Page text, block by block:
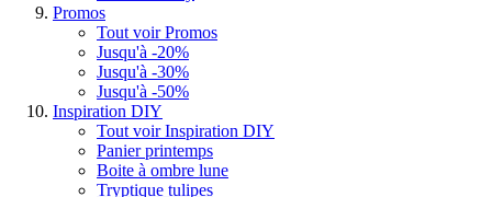
Promos
Tout voir Promos
Jusqu'à -20%
Jusqu'à -30%
Jusqu'à -50%
Inspiration DIY
Tout voir Inspiration DIY
Panier printemps
Boite à ombre lune
Tryptique tulipes